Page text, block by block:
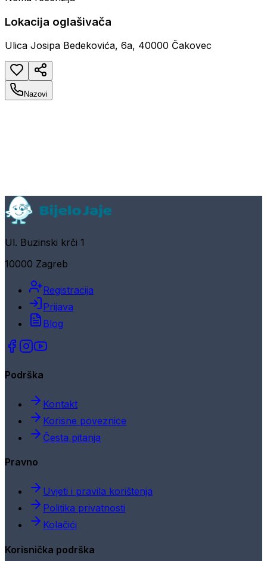
Lokacija oglašivača
Ulica Josipa Bedekovića, 6a, 40000 Čakovec
Nazovi
Ul. Buzinski krči 1
10000 Zagreb
Registracija
Prijava
Blog
Podrška
Kontakt
Korisne poveznice
Česta pitanja
Pravno
Uvjeti i pravila korištenja
Politika privatnosti
Kolačići
Korisnička podrška